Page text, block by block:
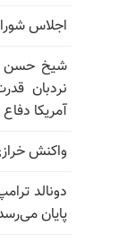
اجلاس
شیخ حسن
نردبان
آمریکا
واکنش
دونالد
پایان